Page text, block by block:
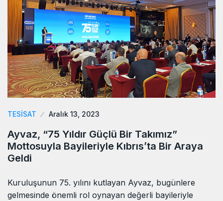
TESISAT Aralık 13, 2023
Ayvaz, “75 Yıldır Güçlü Bir Takımız”
Mottosuyla Bayileriyle Kıbrıs’ta Bir Araya
Geldi
Kuruluşunun 75. yılını kutlayan Ayvaz, bugünlere
gelmesinde önemli rol oynayan değerli bayileriyle